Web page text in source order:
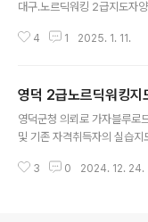
대구.노르딕워킹 2급지도자
한기도 끝내주는군요.모두 주
로 고생하시는 분들이 많습니
고 재충전의 계절인만큼 뭐든
자자격취득교육 문의
버 폼 설문에 바로 참여해
4 1 2025. 1. 11.
영덕 2급노르딕워킹지
영덕군청 의뢰로 가자블루로
및 기존 자격취득자의 실습
아침입니다.숙소 인근 부산해
3 0 2024. 12. 24.